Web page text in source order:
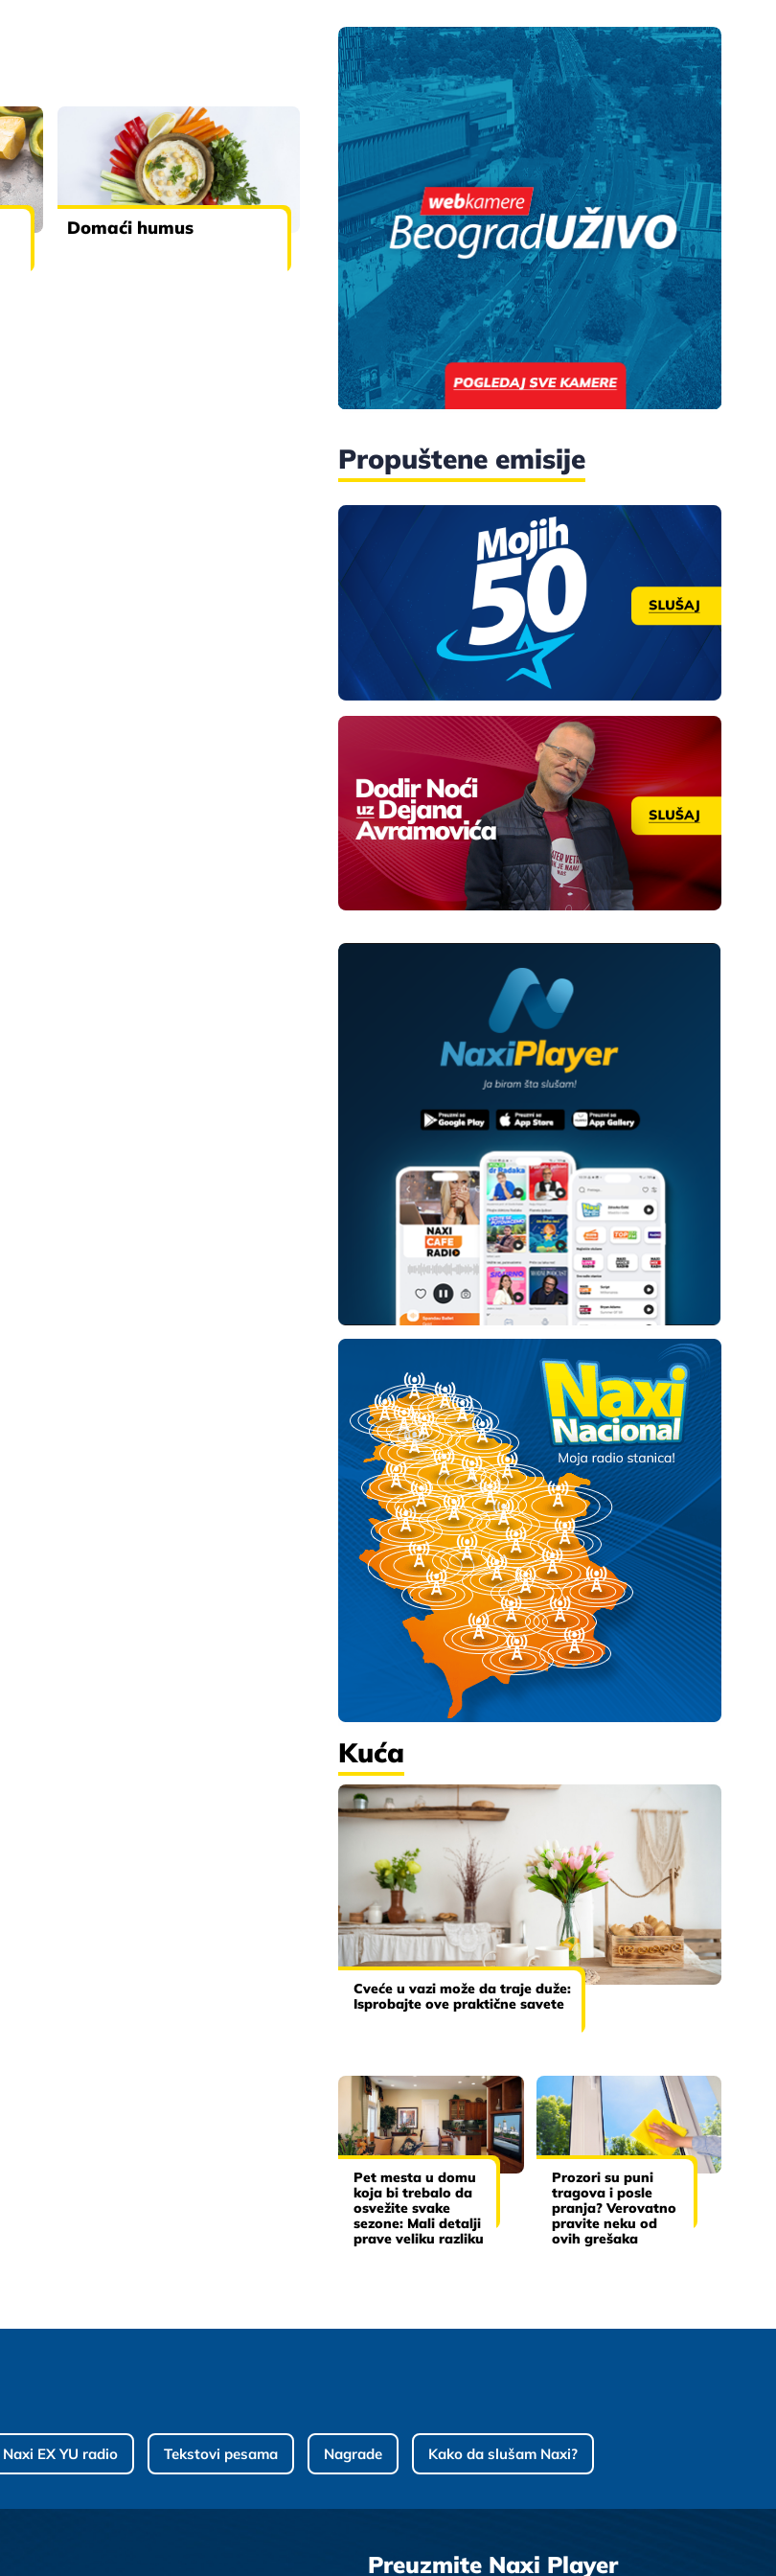
Domaći humus
Propuštene emisije
Kuća
Cveće u vazi može da traje duže:
Isprobajte ove praktične savete
Pet mesta u domu
koja bi trebalo da
osvežite svake
sezone: Mali detalji
prave veliku razliku
Prozori su puni
tragova i posle
pranja? Verovatno
pravite neku od
ovih grešaka
Naxi EX YU radio Tekstovi pesama Nagrade Kako da slušam Naxi?
Preuzmite Naxi Player